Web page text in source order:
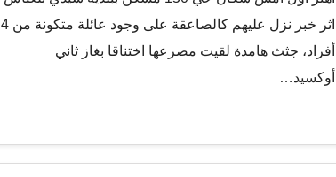
اثر خبر نزل عليهم كالصاعقة على وجود عائلة متكونة من 4
أفراد، جثث هامدة لقيت مصرعها اختناقا بغاز ثاني
أوكسيد…